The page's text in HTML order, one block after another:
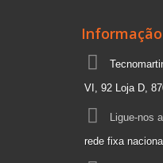
VI, 92 Loja D,
Ligue-nos
rede fixa